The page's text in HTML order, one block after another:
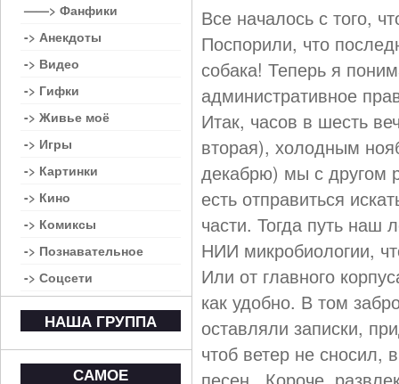
Все началось с того,
Поспорили, что
собака! Теперь я
административное
Итак, часов в шесть
вторая), холодным
декабрю) мы с другом
есть отправиться
части. Тогда путь наш
НИИ микробиологии,
Или от главного
как удобно. В том
оставляли записки,
чтоб ветер не сносил,
——> Фанфики
-> Анекдоты
-> Видео
-> Гифки
-> Живье моё
-> Игры
-> Картинки
-> Кино
-> Комиксы
-> Познавательное
-> Соцсети
НАША ГРУППА
САМОЕ